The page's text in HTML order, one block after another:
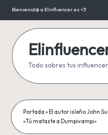
Saltar
contenido
Bienvenid@ a Elinfluencer.es <3
Todo sobres tus
Portada » El autor isleño John
«Tú mataste a Dumpivampi»